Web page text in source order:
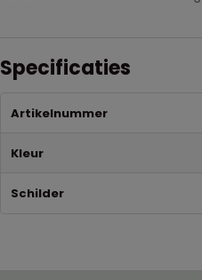
Specificaties
Artikelnummer
Kleur
Schilder